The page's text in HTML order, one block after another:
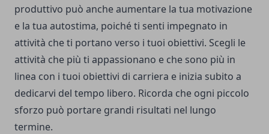
produttivo può anche aumentare la tua motivazione
e la tua autostima, poiché ti senti impegnato in
attività che ti portano verso i tuoi obiettivi. Scegli le
attività che più ti appassionano e che sono più in
linea con i tuoi obiettivi di carriera e inizia subito a
dedicarvi del tempo libero. Ricorda che ogni piccolo
sforzo può portare grandi risultati nel lungo
termine.